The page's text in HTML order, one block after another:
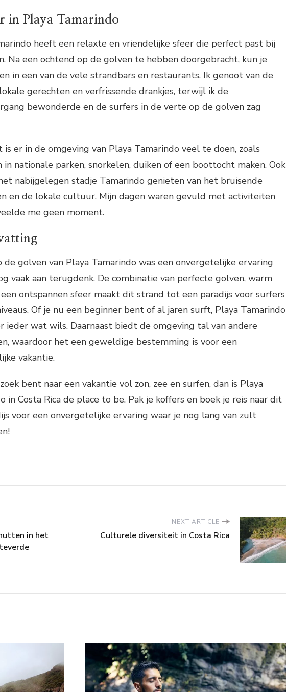
in Playa Tamarindo
heeft een relaxte en vriendelijke sfeer die perfect past bij
Na een ochtend op de golven te hebben doorgebracht, kun je
in een van de vele strandbars en restaurants. Ik genoot van de
gerechten en verfrissende drankjes, terwijl ik de
bewonderde en de surfers in de verte op de golven zag
is er in de omgeving van Playa Tamarindo veel te doen, zoals
in nationale parken, snorkelen, duiken of een boottocht maken. Ook
nabijgelegen stadje Tamarindo genieten van het bruisende
en de lokale cultuur. Mijn dagen waren gevuld met activiteiten
me geen moment.
de golven van Playa Tamarindo was een onvergetelijke ervaring
vaak aan terugdenk. De combinatie van perfecte golven, warm
ontspannen sfeer maakt dit strand tot een paradijs voor surfers
Of je nu een beginner bent of al jaren surft, Playa Tamarindo
ieder wat wils. Daarnaast biedt de omgeving tal van andere
waardoor het een geweldige bestemming is voor een
vakantie.
bent naar een vakantie vol zon, zee en surfen, dan is Playa
in Costa Rica de place to be. Pak je koffers en boek je reis naar dit
voor een onvergetelijke ervaring waar je nog lang van zult
in het
NEXT ARTICLE
Culturele diversiteit in Costa Rica